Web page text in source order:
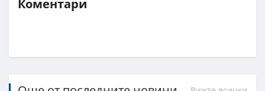
Коментари